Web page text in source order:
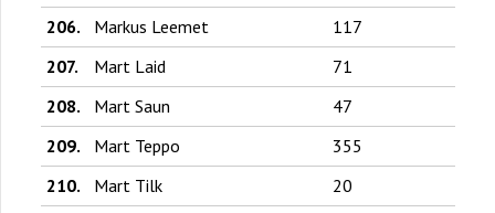
206.
Markus Leemet
117
207.
Mart Laid
71
208.
Mart Saun
47
209.
Mart Teppo
355
210.
Mart Tilk
20